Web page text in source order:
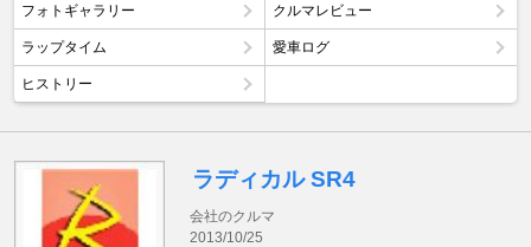
フォトギャラリー クルマレビュー
ラップタイム 愛車ログ
ヒストリー
ラディカル SR4
会社のクルマ
2013/10/25